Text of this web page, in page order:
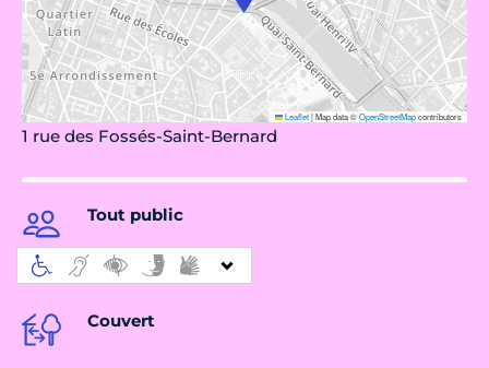
Leaflet|Map data ©OpenStreetMapcontributors
1 rue des Fossés-Saint-Bernard
Tout public
Couvert